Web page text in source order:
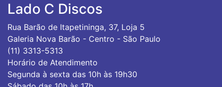
Lado C Discos
Rua Barão de Itapetininga, 37, Loja 5
Galeria Nova Barão - Centro - São Paulo
(11) 3313-5313
Horário de Atendimento
Segunda à sexta das 10h às 19h30